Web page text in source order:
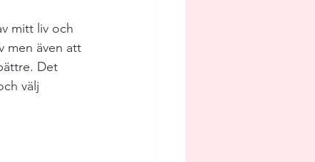
Personligt
mitt liv och
men även att
Det
välj